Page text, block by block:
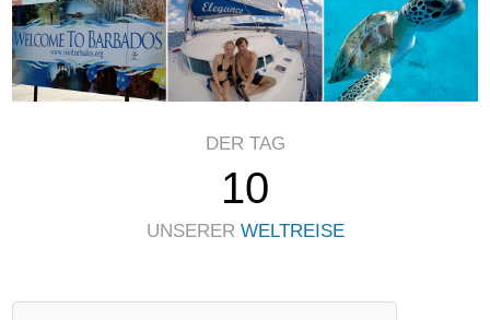
DER TAG
10
UNSERER WELTREISE